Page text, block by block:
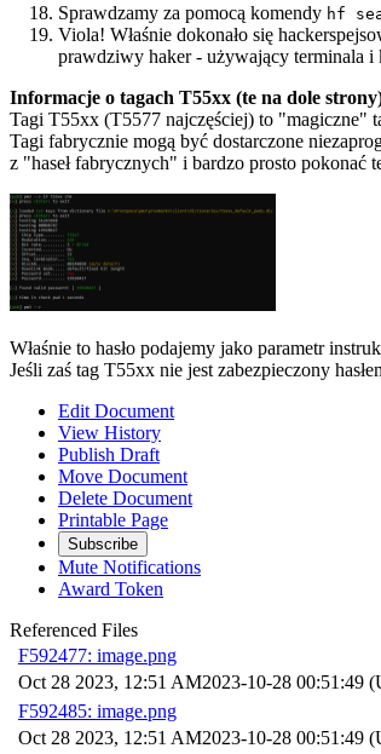
Sprawdzamy za pomocą komendy hf
Viola! Właśnie dokonało się
prawdziwy haker - używający terminala i
Informacje o tagach T55xx (te na dole
Tagi T55xx (T5577 najczęściej) to "magiczne"
Tagi fabrycznie mogą być dostarczone
z "haseł fabrycznych" i bardzo prosto pokonać
Właśnie to hasło podajemy jako parametr
Jeśli zaś tag T55xx nie jest zabezpieczony
Edit Document
View History
Publish Draft
Move Document
Delete Document
Printable Page
Subscribe
Mute Notifications
Award Token
Referenced Files
F592477: image.png
Oct 28 2023, 12:51 AM2023-10-28 00:51:49
F592485: image.png
Oct 28 2023, 12:51 AM2023-10-28 00:51:49